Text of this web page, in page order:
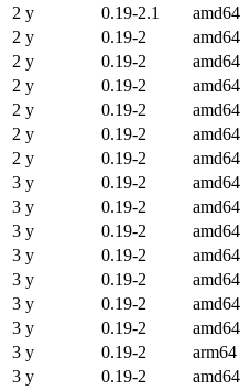
2 y
0.19-2.1 amd64
2 y
0.19-2 amd64
2 y
0.19-2 amd64
2 y
0.19-2 amd64
2 y
0.19-2 amd64
2 y
0.19-2 amd64
2 y
0.19-2 amd64
3 y
0.19-2 amd64
3 y
0.19-2 amd64
3 y
0.19-2 amd64
3 y
0.19-2 amd64
3 y
0.19-2 amd64
3 y
0.19-2 amd64
3 y
0.19-2 amd64
3 y
0.19-2 arm64
3 y
0.19-2 amd64